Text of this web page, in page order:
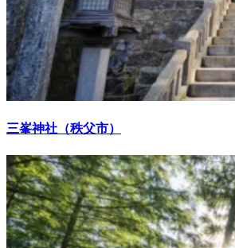
三峯神社（秩父市）